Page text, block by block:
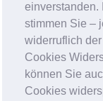
einverstanden.
stimmen Sie –
widerruflich
Cookies
können Sie
Cookies